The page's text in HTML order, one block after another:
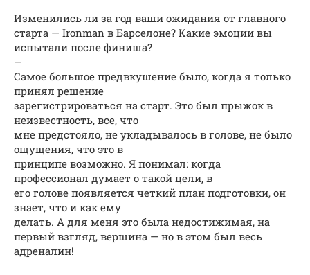
Изменились ли за год ваши ожидания от главного
старта — Ironman в Барселоне? Какие эмоции вы
испытали после финиша?
—
Самое большое предвкушение было, когда я только
принял решение
зарегистрироваться на старт. Это был прыжок в
неизвестность, все, что
мне предстояло, не укладывалось в голове, не было
ощущения, что это в
принципе возможно. Я понимал: когда
профессионал думает о такой цели, в
его голове появляется четкий план подготовки, он
знает, что и как ему
делать. А для меня это была недостижимая, на
первый взгляд, вершина — но в этом был весь
адреналин!